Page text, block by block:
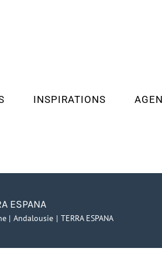
INSPIRATIONS
ESPANA
Andalousie TERRA ESPANA